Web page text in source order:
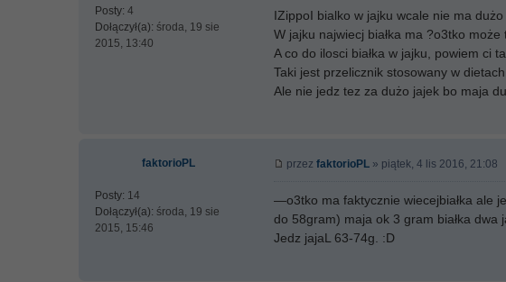
Posty: 4
Dołączył(a): środa, 19 sie
2015, 13:40
IZippoI bialko w jajku wcale nie ma dużo
W jajku najwiecj białka ma ?o3tko może
A co do ilosci białka w jajku, powiem ci
Taki jest przelicznik stosowany w dietach.
Ale nie jedz tez za dużo jajek bo maja
faktorioPL
Posty: 14
Dołączył(a): środa, 19 sie
2015, 15:46
przez faktorioPL » piątek, 4 lis 2016, 21:08
—o3tko ma faktycznie wiecejbiałka ale
do 58gram) maja ok 3 gram białka dwa
Jedz jajaL 63-74g. :D